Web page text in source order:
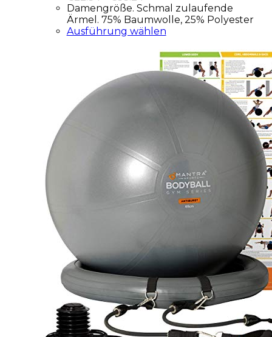
Damengröße. Schmal zulaufende
Ärmel. 75% Baumwolle, 25% Polyester
Ausführung wählen